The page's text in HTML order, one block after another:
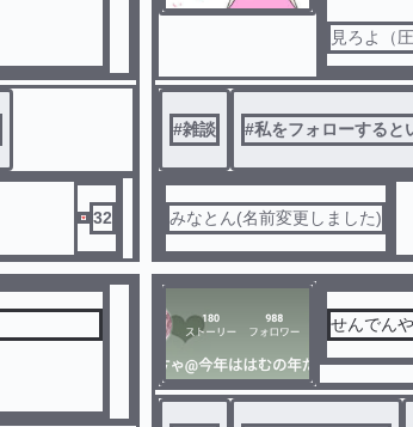
32
見ろよ（
#雑談 #私をフォローすると
みなとん(名前変更しました)
せんでん